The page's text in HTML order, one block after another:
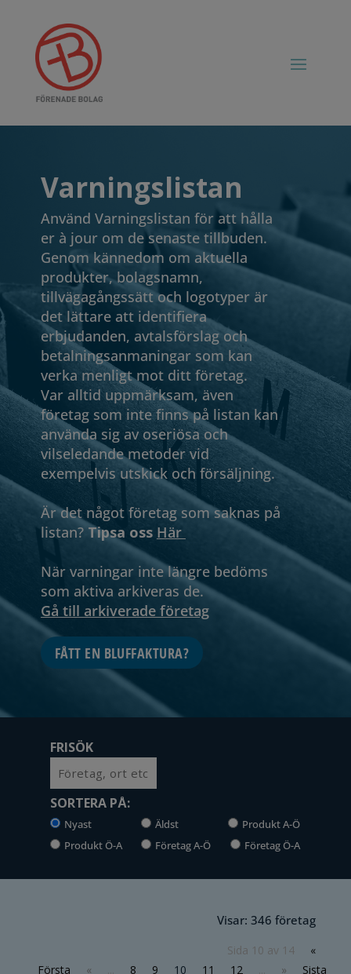
Varningslistan
Använd Varningslistan för att hålla
er à jour om de senaste tillbuden.
Genom kännedom om aktuella
produkter, bolagsnamn,
tillvägagångssätt och logotyper är
det lättare att identifiera
erbjudanden, avtalsförslag och
betalningsanmaningar som kan
verka menligt mot ditt företag.
Var alltid uppmärksam, även
företag som inte finns på listan kan
använda sig av oseriösa och
vilseledande metoder vid
exempelvis utskick och försäljning.
Är det något företag som saknas på
listan?Tipsa oss Här
När varningar inte längre bedöms
som aktiva arkiveras de.
Gå till arkiverade företag
FÅTT EN BLUFFAKTURA?
FRISÖK
Sök
SORTERA PÅ:
Nyast Äldst
Produkt A-Ö
Produkt Ö-A
Företag A-Ö Företag Ö-A
Visar: 346 företag
Sida 10 av 14
«
Första
« 8 9 10 11 12 »
Sista